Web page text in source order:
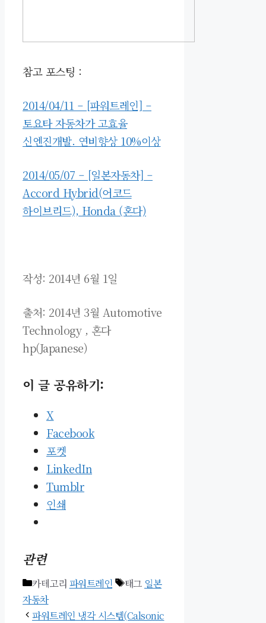
참고 포스팅 :
2014/04/11 – [파워트레인] –
토요타 자동차가 고효율
신엔진개발. 연비향상 10%이상
2014/05/07 – [일본자동차] –
Accord Hybrid(어코드
하이브리드), Honda (혼다)
작성: 2014년 6월 1일
출처: 2014년 3월 Automotive
Technology , 혼다
hp(Japanese)
이 글 공유하기:
X
Facebook
포켓
LinkedIn
Tumblr
인쇄
관련
카테고리 파워트레인 태그 일본
자동차
파워트레인 냉각 시스템(Calsonic